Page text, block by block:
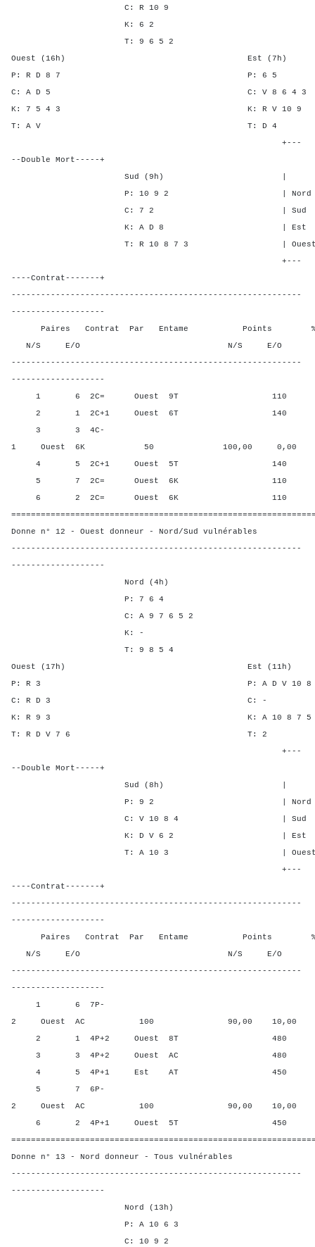
C: R 10 9
K: 6 2
T: 9 6 5 2
Ouest (16h) Est (7h)
P: R D 8 7 P:
C: A D 5 C: V 8 6
K: 7 5 4 3 K: R V
T: A V T: D
+---
--Double Mort-----+
Sud (9h) | SA P C
P: 10 9 2 | Nord - 1
C: 7 2 | Sud - 1
K: A D 8 | Est - -
T: R 10 8 7 3 | Ouest -
+---
----Contrat-------+
-----------------------------------------------------------
-------------------
Paires Contrat Par Entame Points %
N/S E/O N/S E/O N/
-----------------------------------------------------------
-------------------
1 6 2C= Ouest 9T 110
2 1 2C+1 Ouest 6T 140
3 3 4C-
1 Ouest 6K 50 100,00 0,00
4 5 2C+1 Ouest 5T 140
5 7 2C= Ouest 6K 110
6 2 2C= Ouest 6K 110
Donne n° 12 - Ouest donneur - Nord/Sud vulnérables
-----------------------------------------------------------
-------------------
Nord (4h)
P: 7 6 4
C: A 9 7 6 5 2
K: -
T: 9 8 5 4
Ouest (17h) Est (11h)
P: R 3 P: A D V 10
C: R D 3
K: R 9 3 K: A 10 8 7
T: R D V 7 6
+---
--Double Mort-----+
Sud (8h) | SA P C
P: 9 2 | Nord - -
C: V 10 8 4 | Sud - -
K: D V 6 2 | Est 3 4
T: A 10 3 | Ouest 3 5
+---
----Contrat-------+
-----------------------------------------------------------
-------------------
Paires Contrat Par Entame Points %
N/S E/O N/S E/O N/
-----------------------------------------------------------
-------------------
1 6 7P-
2 Ouest AC 100 90,00 10,00
2 1 4P+2 Ouest 8T 480
3 3 4P+2 Ouest AC 480
4 5 4P+1 Est AT 450
5 7 6P-
2 Ouest AC 100 90,00 10,00
6 2 4P+1 Ouest 5T 450
Donne n° 13 - Nord donneur - Tous vulnérables
-----------------------------------------------------------
-------------------
Nord (13h)
P: A 10 6 3
C: 10 9 2